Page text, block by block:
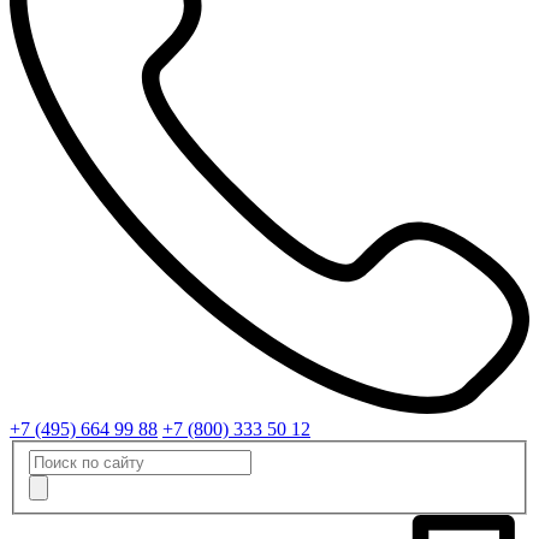
+7 (495) 664 99 88 +7 (800) 333 50 12